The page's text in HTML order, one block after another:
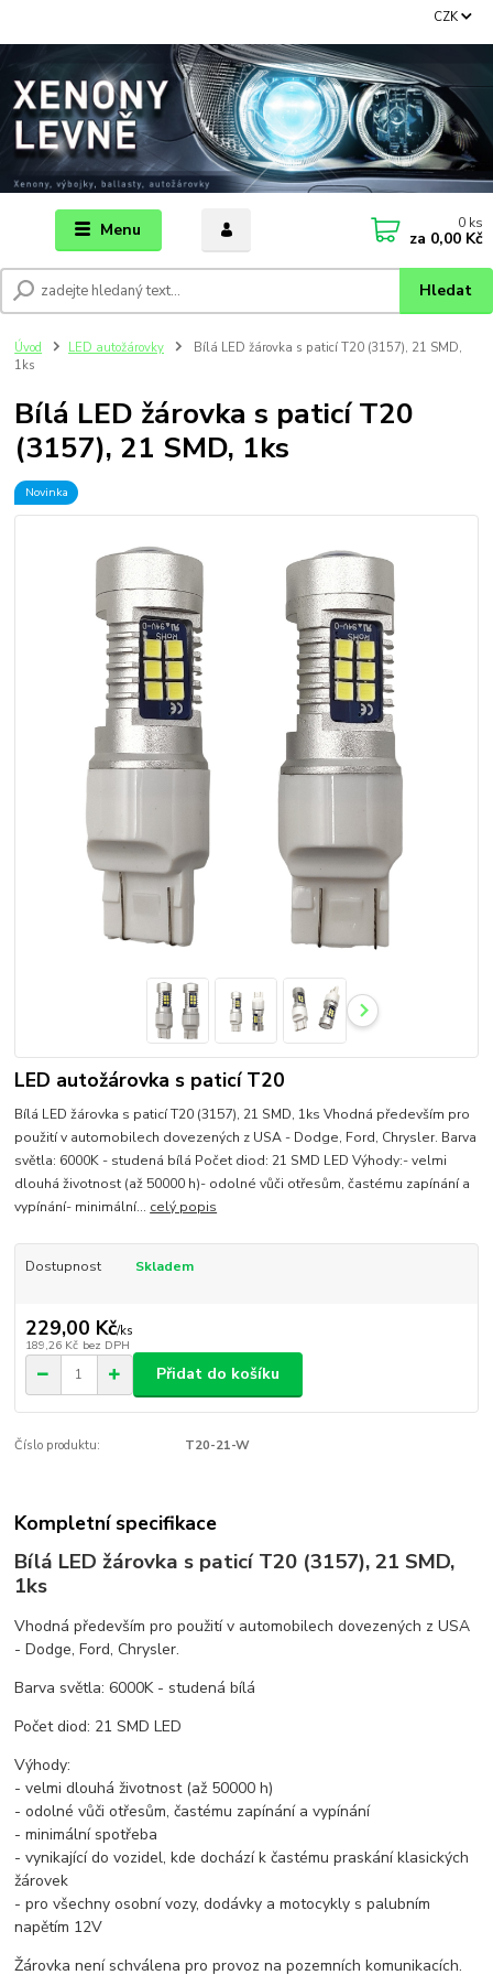
Menu
CZK
Hledat
0 ks
za 0,00 Kč
Úvod LED autožárovky
Bílá LED žárovka s paticí T20 (3157), 21 SMD,
1ks
Bílá LED žárovka s paticí T20
(3157), 21 SMD, 1ks
Novinka
LED autožárovka s paticí T20
Bílá LED žárovka s paticí T20 (3157), 21 SMD, 1ks Vhodná především pro
použití v automobilech dovezených z USA - Dodge, Ford, Chrysler. Barva
světla: 6000K - studená bílá Počet diod: 21 SMD LED Výhody:- velmi
dlouhá životnost (až 50000 h)- odolné vůči otřesům, častému zapínání a
vypínání- minimální... celý popis
Dostupnost Skladem
229,00 Kč/ks
189,26 Kč bez DPH
Přidat do košíku
Číslo produktu: T20-21-W
Kompletní specifikace
Bílá LED žárovka s paticí T20 (3157), 21 SMD,
1ks
Vhodná především pro použití v automobilech dovezených z USA
- Dodge, Ford, Chrysler.
Barva světla: 6000K - studená bílá
Počet diod: 21 SMD LED
Výhody:
- velmi dlouhá životnost (až 50000 h)
- odolné vůči otřesům, častému zapínání a vypínání
- minimální spotřeba
- vynikající do vozidel, kde dochází k častému praskání klasických
žárovek
- pro všechny osobní vozy, dodávky a motocykly s palubním
napětím 12V
Žárovka není schválena pro provoz na pozemních komunikacích.